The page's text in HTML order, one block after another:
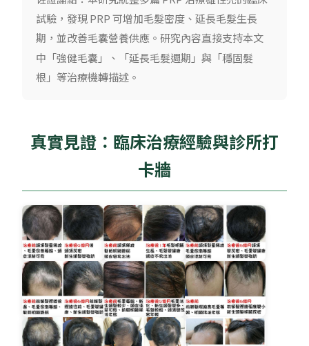
試驗，發現 PRP 可增加毛髮密度、延長毛髮生長
期，並改善毛囊營養供應。研究內容直接支持本文
中「強健毛囊」、「延長毛髮週期」與「穩固髮
根」等治療機轉描述。
真實見證：臨床治療經驗與診所打
卡牆